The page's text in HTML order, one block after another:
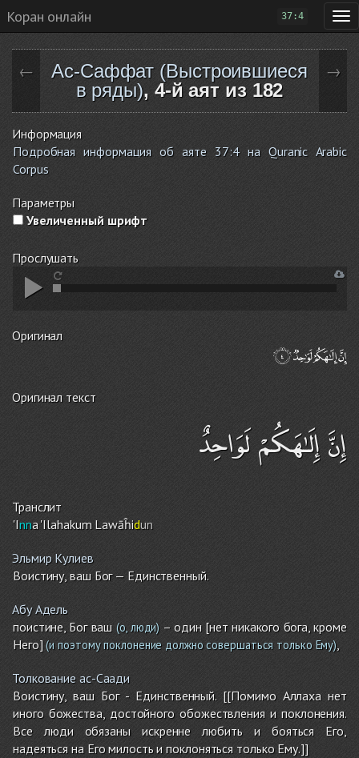
Коран онлайн 37:4
←
Ас-Саффат (Выстроившиеся
в ряды), 4-й аят из 182
→
Информация
Подробная информация об аяте 37:4 на Quranic Arabic
Corpus
Параметры
Увеличенный шрифт
Прослушать
Оригинал
Оригинал текст
إِنَّ إِلَـٰهَكُمْ لَوَاحِدٌ
Транслит
'Inna 'IlahakumLawāĥidun
Эльмир Кулиев
Воистину, ваш Бог — Единственный.
Абу Адель
поистине, Бог ваш (о, люди) – один [нет никакого бога, кроме
Него](и поэтому поклонение должно совершаться только Ему),
Толкование ас-Саади
Воистину, ваш Бог - Единственный. [[Помимо Аллаха нет
иного божества, достойного обожествления и поклонения.
Все люди обязаны искренне любить и бояться Его,
надеяться на Его милость и поклоняться только Ему.]]